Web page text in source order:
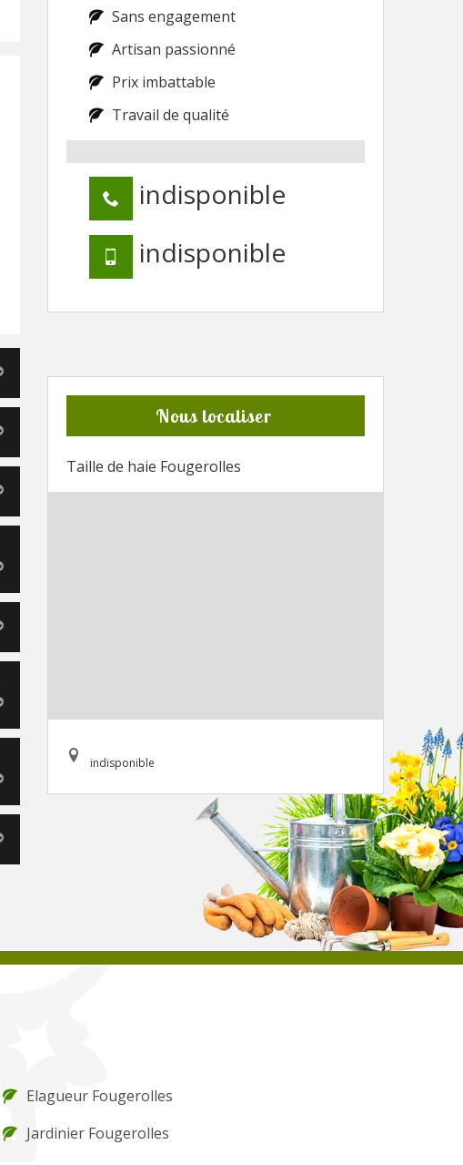
Sans engagement
Artisan passionné
Prix imbattable
Travail de qualité
indisponible
indisponible
Nous localiser
Taille de haie Fougerolles
indisponible
Elagueur Fougerolles
Jardinier Fougerolles